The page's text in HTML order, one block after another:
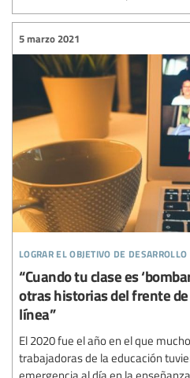
lograr el objetivo de desarrollo
5 marzo 2021
“Cuando tu clase es
otras historias del frente
línea”
El 2020 fue el año en el que
trabajadoras de la educación
emergencia al día en la